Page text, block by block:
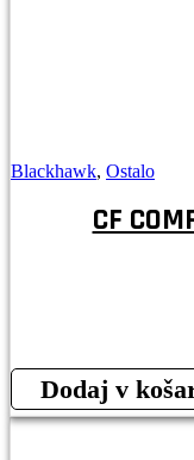
Blackhawk, Ostalo
CF
Dodaj v